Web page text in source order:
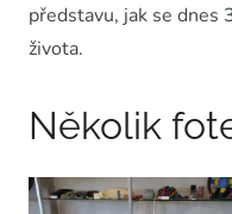
představu, jak se dnes
života.
Několik